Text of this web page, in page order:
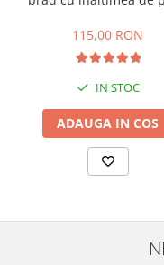
verde
115,00 RON
IN STOC
ADAUGA IN COS